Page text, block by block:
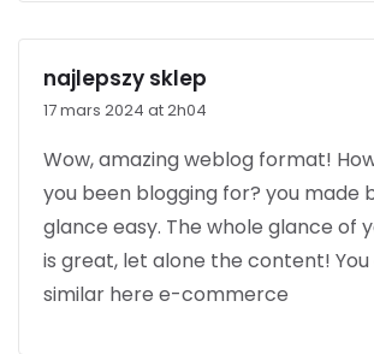
najlepszy sklep
17 mars 2024 at 2h04
Wow, amazing weblog format!
you been blogging for? you made
glance easy. The whole glance of
is great, let alone the content! You
similar here e-commerce